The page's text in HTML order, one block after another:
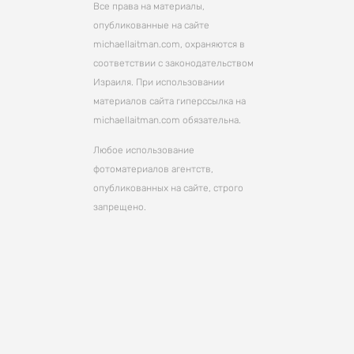
Все права на материалы,
опубликованные на сайте
michaellaitman.com, охраняются в
соответствии с законодательством
Израиля. При использовании
материалов сайта гиперссылка на
michaellaitman.com обязательна.
Любое использование
фотоматериалов агентств,
опубликованных на сайте, строго
запрещено.